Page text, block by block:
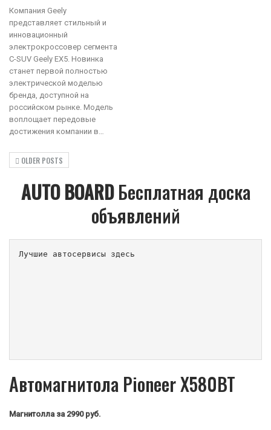
Компания Geely
представляет стильный и
инновационный
электрокроссовер сегмента
C-SUV Geely EX5. Новинка
станет первой полностью
электрической моделью
бренда, доступной на
российском рынке. Модель
воплощает передовые
достижения компании в…
OLDER POSTS
AUTO BOARDБесплатная доска
объявлений
Лучшие автосервисы здесь
Автомагнитола Pioneer X580BT
Магнитолла за 2990 руб.